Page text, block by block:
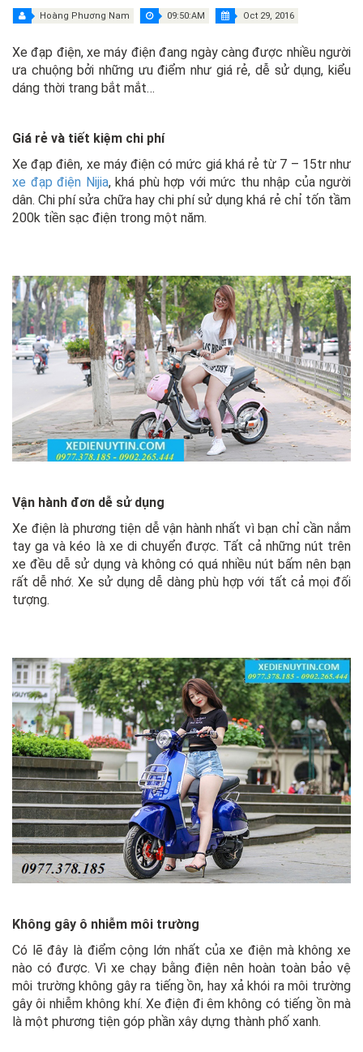
Hoàng Phương Nam 09:50:AM Oct 29, 2016
Xe đạp điện, xe máy điện đang ngày càng được nhiều người
ưa chuộng bởi những ưu điểm như giá rẻ, dễ sử dụng, kiểu
dáng thời trang bắt mắt…
Giá rẻ và tiết kiệm chi phí
Xe đạp điên, xe máy điện có mức giá khá rẻ từ 7 – 15tr như
xe đạp điện Nijia, khá phù hợp với mức thu nhập của người
dân. Chi phí sửa chữa hay chi phí sử dụng khá rẻ chỉ tốn tầm
200k tiền sạc điện trong một năm.
Vận hành đơn dễ sử dụng
Xe điện là phương tiện dễ vận hành nhất vì bạn chỉ cần nắm
tay ga và kéo là xe di chuyển được. Tất cả những nút trên
xe đều dễ sử dụng và không có quá nhiều nút bấm nên bạn
rất dễ nhớ. Xe sử dụng dễ dàng phù hợp với tất cả mọi đối
tượng.
Không gây ô nhiễm môi trường
Có lẽ đây là điểm cộng lớn nhất của xe điện mà không xe
nào có được. Vì xe chạy bằng điện nên hoàn toàn bảo vệ
môi trường không gây ra tiếng ồn, hay xả khói ra môi trường
gây ôi nhiễm không khí. Xe điện đi êm không có tiếng ồn mà
là một phương tiện góp phần xây dựng thành phố xanh.